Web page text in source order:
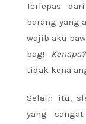
Terlepas
barang yang
wajib aku
bag! Kenapa?
tidak kena
Selain itu,
yang